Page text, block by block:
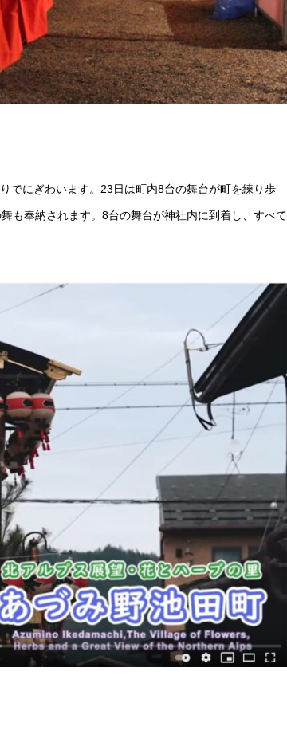
でにぎわいます。23日は町内8台の舞台が町を練り歩
も奉納されます。8台の舞台が神社内に到着し、すべて